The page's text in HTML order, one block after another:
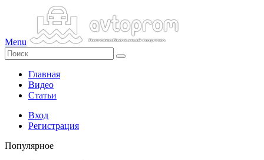
Menu
Главная
Видео
Статьи
Вход
Регистрация
Популярное